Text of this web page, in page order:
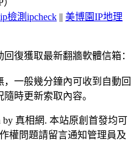
檢測ipcheck || 美博園IP地理
回復獲取最新翻牆軟體信箱：
一般幾分鐘內可收到自動回
時更新索取內容。
by 真相網. 本站原創首發均可
權問題請留言通知管理員及